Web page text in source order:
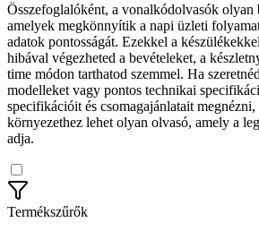
Összefoglalóként, a vonalkódolvasók olyan
amelyek megkönnyítik a napi üzleti
adatok pontosságát. Ezekkel a
hibával végezheted a bevételeket, a
time módon tarthatod szemmel. Ha
modelleket vagy pontos technikai
specifikációit és csomagajánlatait
környezethez lehet olyan olvasó, amely a
adja.
Termékszűrők